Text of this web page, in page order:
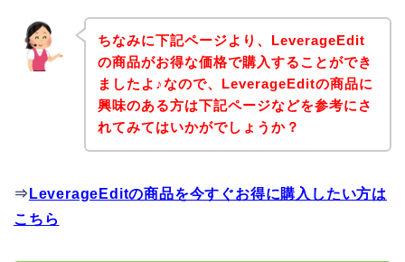
ちなみに下記ページより、LeverageEdit
の商品がお得な価格で購入することができ
ましたよ♪なので、LeverageEditの商品に
興味のある方は下記ページなどを参考にさ
れてみてはいかがでしょうか？
⇒ LeverageEditの商品を今すぐお得に購入したい方は
こちら